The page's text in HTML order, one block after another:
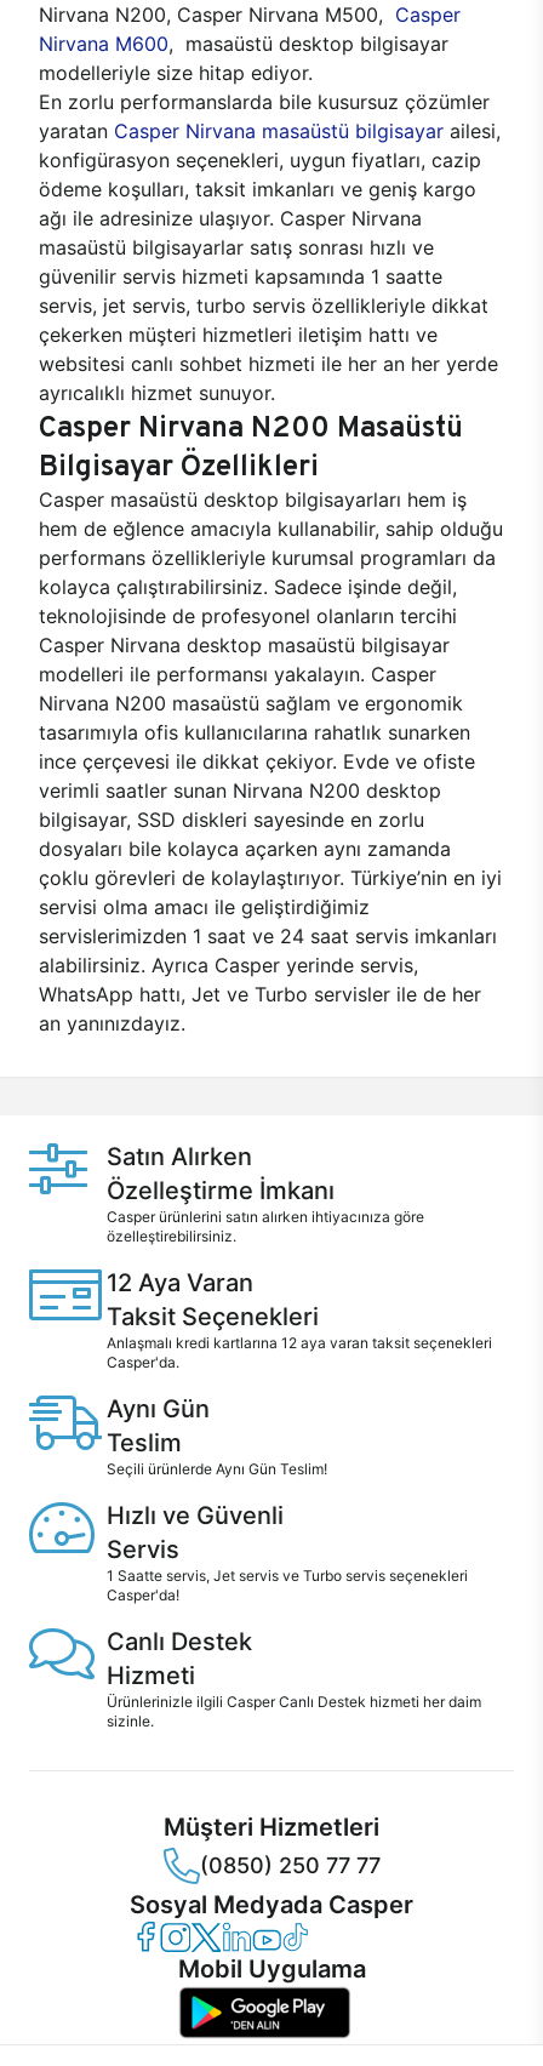
Nirvana N200, Casper Nirvana M500, Casper
Nirvana M600, masaüstü desktop bilgisayar
modelleriyle size hitap ediyor.
En zorlu performanslarda bile kusursuz çözümler
yaratan Casper Nirvana masaüstü bilgisayar ailesi,
konfigürasyon seçenekleri, uygun fiyatları, cazip
ödeme koşulları, taksit imkanları ve geniş kargo
ağı ile adresinize ulaşıyor. Casper Nirvana
masaüstü bilgisayarlar satış sonrası hızlı ve
güvenilir servis hizmeti kapsamında 1 saatte
servis, jet servis, turbo servis özellikleriyle dikkat
çekerken müşteri hizmetleri iletişim hattı ve
websitesi canlı sohbet hizmeti ile her an her yerde
ayrıcalıklı hizmet sunuyor.
Casper Nirvana N200 Masaüstü
Bilgisayar Özellikleri
Casper masaüstü desktop bilgisayarları hem iş
hem de eğlence amacıyla kullanabilir, sahip olduğu
performans özellikleriyle kurumsal programları da
kolayca çalıştırabilirsiniz. Sadece işinde değil,
teknolojisinde de profesyonel olanların tercihi
Casper Nirvana desktop masaüstü bilgisayar
modelleri ile performansı yakalayın. Casper
Nirvana N200 masaüstü sağlam ve ergonomik
tasarımıyla ofis kullanıcılarına rahatlık sunarken
ince çerçevesi ile dikkat çekiyor. Evde ve ofiste
verimli saatler sunan Nirvana N200 desktop
bilgisayar, SSD diskleri sayesinde en zorlu
dosyaları bile kolayca açarken aynı zamanda
çoklu görevleri de kolaylaştırıyor. Türkiye’nin en iyi
servisi olma amacı ile geliştirdiğimiz
servislerimizden 1 saat ve 24 saat servis imkanları
alabilirsiniz. Ayrıca Casper yerinde servis,
WhatsApp hattı, Jet ve Turbo servisler ile de her
an yanınızdayız.
Satın Alırken
Özelleştirme İmkanı
Casper ürünlerini satın alırken ihtiyacınıza göre
özelleştirebilirsiniz.
12 Aya Varan
Taksit Seçenekleri
Anlaşmalı kredi kartlarına 12 aya varan taksit seçenekleri
Casper'da.
Aynı Gün
Teslim
Seçili ürünlerde Aynı Gün Teslim!
Hızlı ve Güvenli
Servis
1 Saatte servis, Jet servis ve Turbo servis seçenekleri
Casper'da!
Canlı Destek
Hizmeti
Ürünlerinizle ilgili Casper Canlı Destek hizmeti her daim
sizinle.
Müşteri Hizmetleri
(0850) 250 77 77
Sosyal Medyada Casper
Casper Facebook
Casper Instagram
Casper Twitter
Casper LinkedIn
Casper YouTube
Casper TikTok
Mobil Uygulama